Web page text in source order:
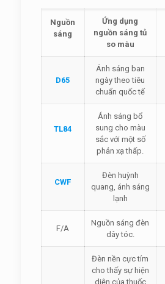
Nguồn
sáng
Ứng dụng
nguồn sáng tủ
so màu
D65
Ánh sáng ban
ngày theo tiêu
chuẩn quốc tế
TL84
Ánh sáng bổ
sung cho màu
sắc với một số
phản xạ thấp.
CWF
Đèn huỳnh
quang, ánh sáng
lạnh
F/A
Nguồn sáng đèn
dây tóc.
Đèn nền cực tím
cho thấy sự hiện
diện của thuốc